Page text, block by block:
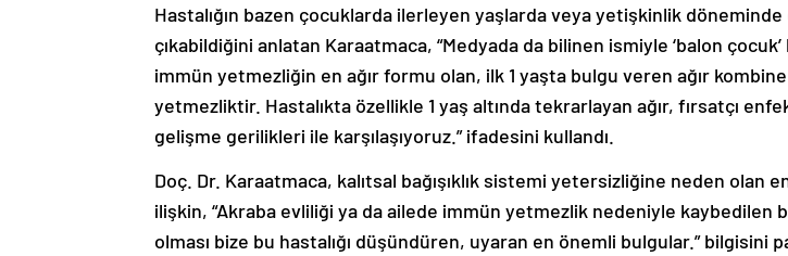
Hastalığın bazen çocuklarda ilerleyen yaşlarda veya yetişkinlik
çıkabildiğini anlatan Karaatmaca, “Medyada da bilinen ismiyle ‘balon çocuk’
immün yetmezliğin en ağır formu olan, ilk 1 yaşta bulgu veren ağır
yetmezliktir. Hastalıkta özellikle 1 yaş altında tekrarlayan ağır, fırsatçı
gelişme gerilikleri ile karşılaşıyoruz.” ifadesini kullandı.
Doç. Dr. Karaatmaca, kalıtsal bağışıklık sistemi yetersizliğine neden olan
ilişkin, “Akraba evliliği ya da ailede immün yetmezlik nedeniyle kaybedilen
olması bize bu hastalığı düşündüren, uyaran en önemli bulgular.” bilgisini